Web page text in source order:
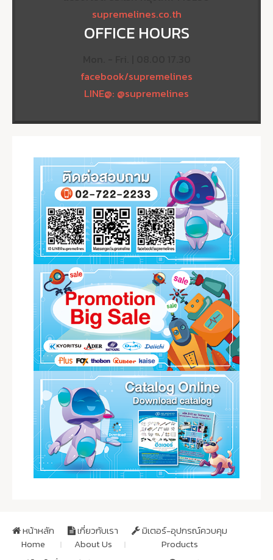
supremelines.co.th
OFFICE HOURS
facebook/supremelines
LINE@: @supremelines
หน้าหลัก
Home
เกี่ยวกับเรา
About Us
มิเตอร์-อุปกรณ์ควบคุม
Products